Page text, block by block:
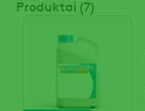
Produktai (7)